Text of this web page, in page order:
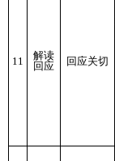
11
解读
回应
回应关切